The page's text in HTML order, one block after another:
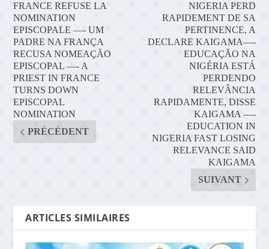
FRANCE REFUSE LA
NOMINATION
EPISCOPALE —- UM
PADRE NA FRANÇA
RECUSA NOMEAÇÃO
EPISCOPAL —- A
PRIEST IN FRANCE
TURNS DOWN
EPISCOPAL
NOMINATION
PRÉCÉDENT
NIGERIA PERD
RAPIDEMENT DE SA
PERTINENCE, A
DECLARE KAIGAMA—-
EDUCAÇÃO NA
NIGÉRIA ESTÁ
PERDENDO
RELEVÂNCIA
RAPIDAMENTE, DISSE
KAIGAMA —-
EDUCATION IN
NIGERIA FAST LOSING
RELEVANCE SAID
KAIGAMA
SUIVANT
ARTICLES SIMILAIRES